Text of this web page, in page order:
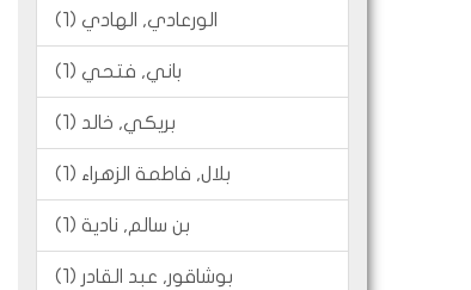
الورعادي, الهادي (1)
باني, فتحي (1)
بريكي, خالد (1)
بلال, فاطمة الزهراء (1)
بن سالم, نادية (1)
بوشاقور, عبد القادر (1)